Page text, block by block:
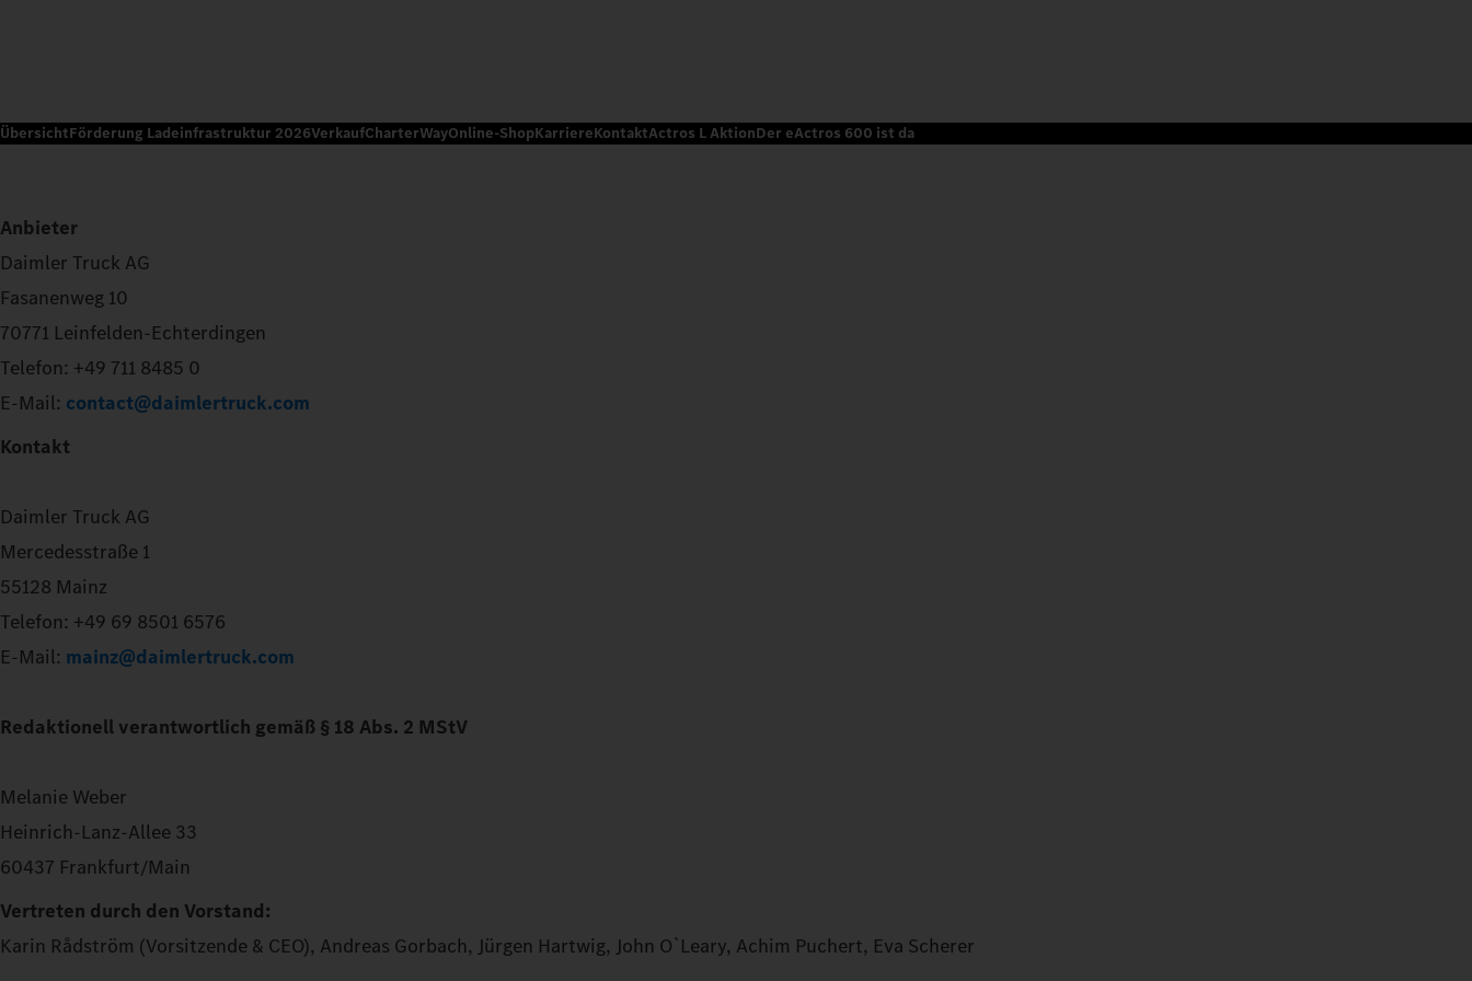
ÜbersichtFörderung Ladeinfrastruktur 2026VerkaufCharterWayOnline-ShopKarriereKontaktActros L AktionDer eActros 600 ist da
Anbieter
Daimler Truck AG
Fasanenweg 10
70771 Leinfelden-Echterdingen
Telefon: +49 711 8485 0
E-Mail: contact@daimlertruck.com
Kontakt
Daimler Truck AG
Mercedesstraße 1
55128 Mainz
Telefon: +49 69 8501 6576
E-Mail: mainz@daimlertruck.com
Redaktionell verantwortlich gemäß § 18 Abs. 2 MStV
Melanie Weber
Heinrich-Lanz-Allee 33
60437 Frankfurt/Main
Vertreten durch den Vorstand:
Karin Rådström (Vorsitzende & CEO), Andreas Gorbach, Jürgen Hartwig, John O`Leary, Achim Puchert, Eva Scherer